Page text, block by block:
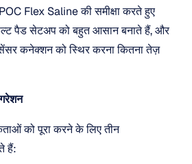
Flex Saline की समीक्षा करते हुए
पैड सेटअप को बहुत आसान बनाते हैं, और
कनेक्शन को स्थिर करना कितना तेज़
को पूरा करने के लिए तीन
हैं: